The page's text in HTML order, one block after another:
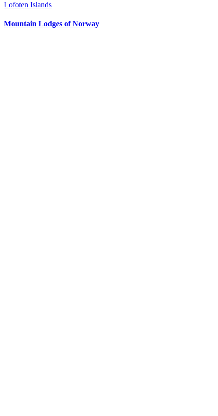
Lofoten Islands
Mountain Lodges of Norway